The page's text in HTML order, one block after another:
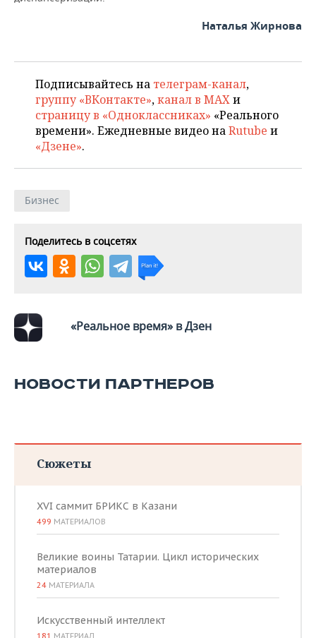
Наталья Жирнова
Подписывайтесь на телеграм-канал,
группу «ВКонтакте»,канал в MAXи
страницу в «Одноклассниках» «Реального
времени». Ежедневные видео наRutube и
«Дзене».
Бизнес
Поделитесь в соцсетях
«Реальное время» в Дзен
НОВОСТИ ПАРТНЕРОВ
Сюжеты
XVI саммит БРИКС в Казани
499 МАТЕРИАЛОВ
Великие воины Татарии. Цикл исторических
материалов
24 МАТЕРИАЛА
Искусственный интеллект
181 МАТЕРИАЛ